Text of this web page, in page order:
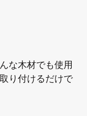
な木材でも使用
り付けるだけで